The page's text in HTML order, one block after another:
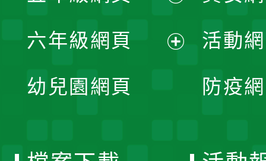
單
開
選
開
六年級網頁
幼兒園網頁
活動
防疫